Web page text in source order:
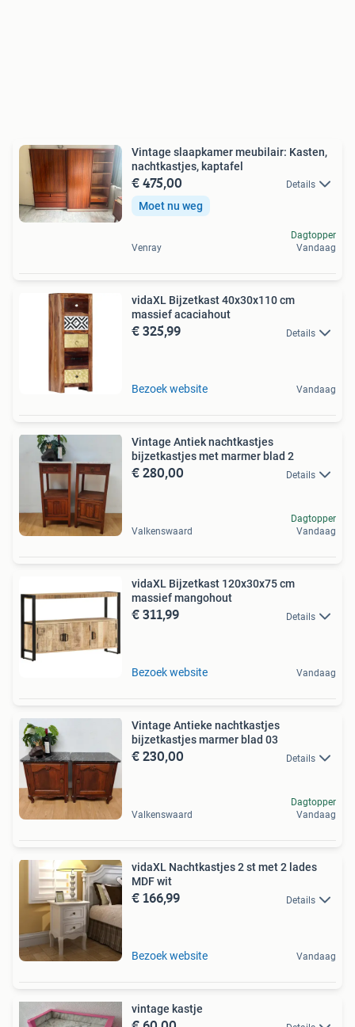
Vintage slaapkamer meubilair: Kasten,
nachtkastjes, kaptafel
€ 475,00 Details
Moet nu weg
Venray
Dagtopper
Vandaag
vidaXL Bijzetkast 40x30x110 cm
massief acaciahout
€ 325,99 Details
Bezoek website Vandaag
Vintage Antiek nachtkastjes
bijzetkastjes met marmer blad 2
€ 280,00 Details
Valkenswaard
Dagtopper
Vandaag
vidaXL Bijzetkast 120x30x75 cm
massief mangohout
€ 311,99 Details
Bezoek website Vandaag
Vintage Antieke nachtkastjes
bijzetkastjes marmer blad 03
€ 230,00 Details
Valkenswaard
Dagtopper
Vandaag
vidaXL Nachtkastjes 2 st met 2 lades
MDF wit
€ 166,99 Details
Bezoek website Vandaag
vintage kastje